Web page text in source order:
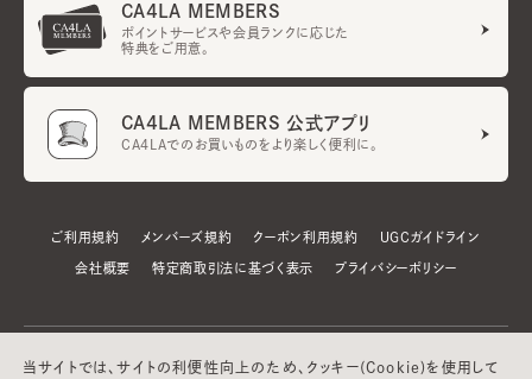
CA4LA MEMBERS
ポイントサービスや会員ランクに応じた
特典をご用意。
CA4LA MEMBERS 公式アプリ
CA4LAでのお買いものをより楽しく便利に。
ご利用規約 メンバーズ規約 クーポン利用規約 UGCガイドライン
会社概要 特定商取引法に基づく表示 プライバシーポリシー
当サイトでは、サイトの利便性向上のため、クッキー(Cookie)を使用して